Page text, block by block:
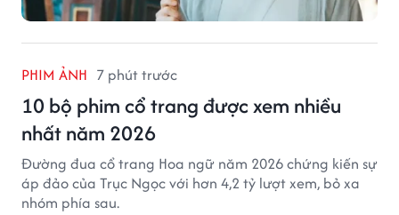
PHIM ẢNH 7 phút trước
10 bộ phim cổ trang được xem nhiều
nhất năm 2026
Đường đua cổ trang Hoa ngữ năm 2026 chứng kiến sự
áp đảo của Trục Ngọc với hơn 4,2 tỷ lượt xem, bỏ xa
nhóm phía sau.